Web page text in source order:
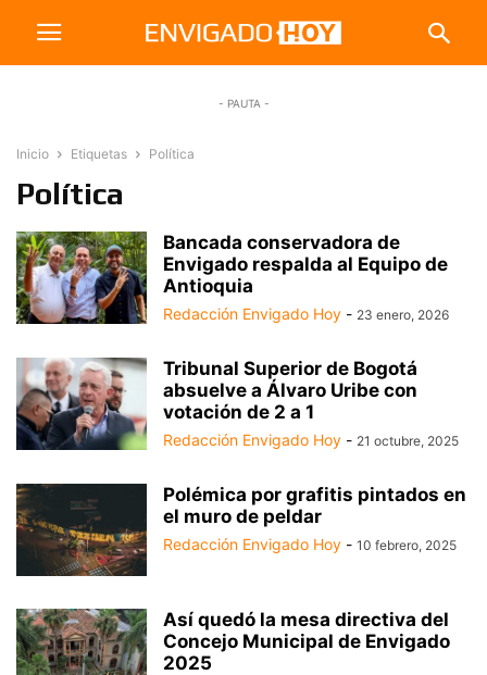
- PAUTA -
Inicio Etiquetas Política
Política
Bancada conservadora de
Envigado respalda al Equipo de
Antioquia
Redacción Envigado Hoy - 23 enero, 2026
Tribunal Superior de Bogotá
absuelve a Álvaro Uribe con
votación de 2 a 1
Redacción Envigado Hoy - 21 octubre, 2025
Polémica por grafitis pintados en
el muro de peldar
Redacción Envigado Hoy - 10 febrero, 2025
Así quedó la mesa directiva del
Concejo Municipal de Envigado
2025